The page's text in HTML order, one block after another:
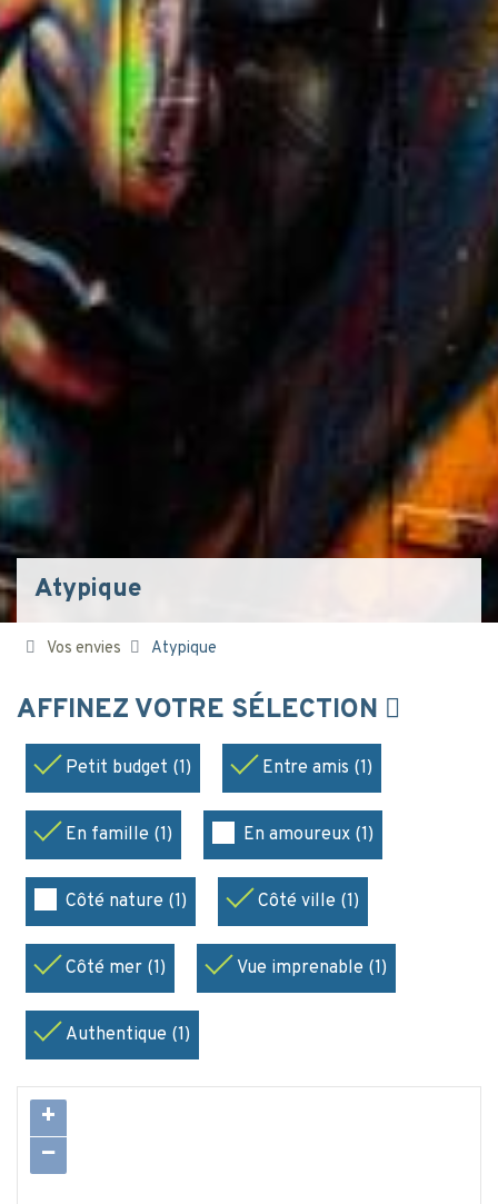
Atypique
Vos envies Atypique
AFFINEZ VOTRE SÉLECTION
Petit budget (1) Entre amis (1)
En famille (1) En amoureux (1)
Côté nature (1) Côté ville (1)
Côté mer (1) Vue imprenable (1)
Authentique (1)
+
−